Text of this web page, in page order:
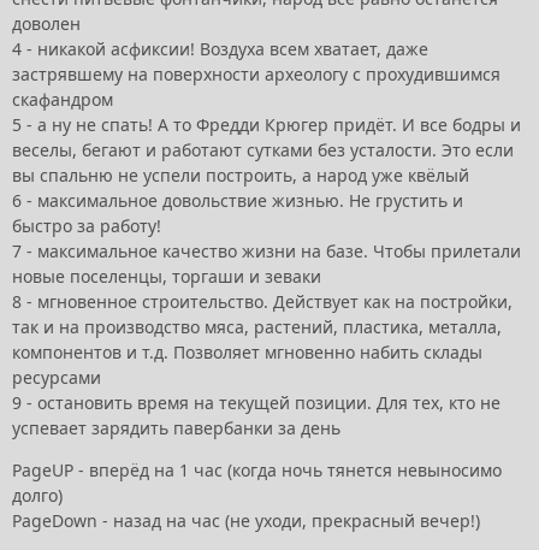
доволен
4 - никакой асфиксии! Воздуха всем хватает, даже
застрявшему на поверхности археологу с прохудившимся
скафандром
5 - а ну не спать! А то Фредди Крюгер придёт. И все бодры и
веселы, бегают и работают сутками без усталости. Это если
вы спальню не успели построить, а народ уже квёлый
6 - максимальное довольствие жизнью. Не грустить и
быстро за работу!
7 - максимальное качество жизни на базе. Чтобы прилетали
новые поселенцы, торгаши и зеваки
8 - мгновенное строительство. Действует как на постройки,
так и на производство мяса, растений, пластика, металла,
компонентов и т.д. Позволяет мгновенно набить склады
ресурсами
9 - остановить время на текущей позиции. Для тех, кто не
успевает зарядить павербанки за день
PageUP - вперёд на 1 час (когда ночь тянется невыносимо
долго)
PageDown - назад на час (не уходи, прекрасный вечер!)